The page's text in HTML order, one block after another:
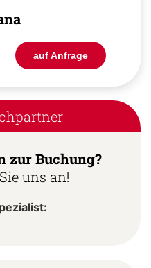
auf Anfrage
zur Buchung?
uns an!